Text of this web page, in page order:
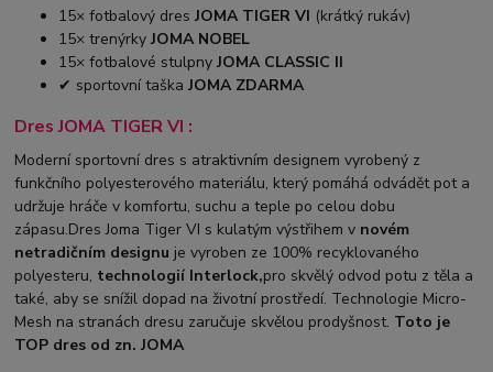
15× fotbalový dresJOMA TIGER VI (krátký rukáv)
15× trenýrkyJOMA NOBEL
15× fotbalové stulpnyJOMA CLASSIC II
✔ sportovní taškaJOMA ZDARMA
Dres JOMA TIGER VI :
Moderní sportovní dres s atraktivním designem vyrobený z
funkčního polyesterového materiálu, který pomáhá odvádět pot a
udržuje hráče v komfortu, suchu a teple po celou dobu
zápasu.Dres Joma Tiger VI s kulatým výstřihem v novém
netradičním designu je vyroben ze 100% recyklovaného
polyesteru, technologií Interlock,pro skvělý odvod potu z těla a
také, aby se snížil dopad na životní prostředí. Technologie Micro-
Mesh na stranách dresu zaručuje skvělou prodyšnost. Toto je
TOP dres od zn. JOMA